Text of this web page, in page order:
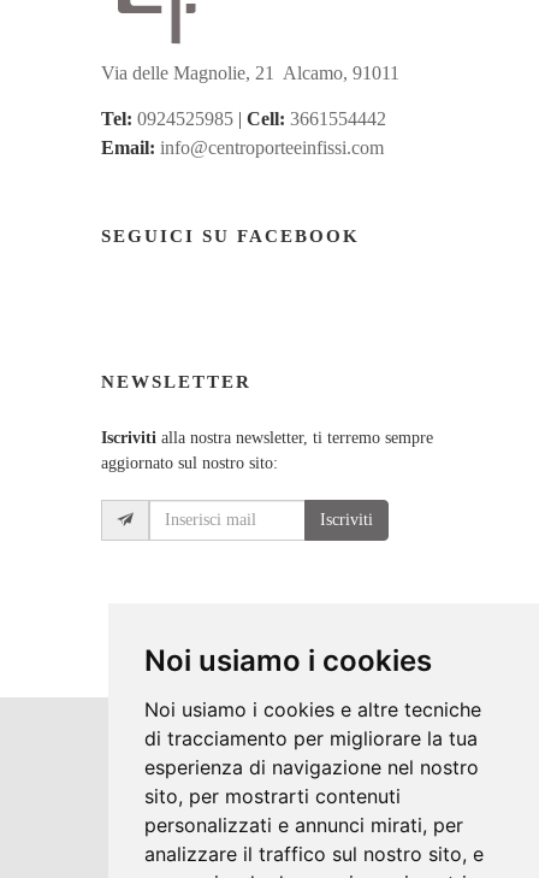
Noi usiamo i cookies
Noi usiamo i cookies e altre tecniche
di tracciamento per migliorare la tua
esperienza di navigazione nel nostro
sito, per mostrarti contenuti
personalizzati e annunci mirati, per
analizzare il traffico sul nostro sito, e
Via delle Magnolie, 21 Alcamo, 91011
Tel: 0924525985 | Cell: 3661554442
Email: info@centroporteeinfissi.com
SEGUICI SU FACEBOOK
NEWSLETTER
Iscriviti alla nostra newsletter, ti terremo sempre
aggiornato sul nostro sito:
Iscriviti
Copyrights © 2026 Centro Porte e Infissi di
Calogero Plaia Tutti i diritti riservati.
Partita Iva: 05873970825 /
Privacy e Cookie Policy